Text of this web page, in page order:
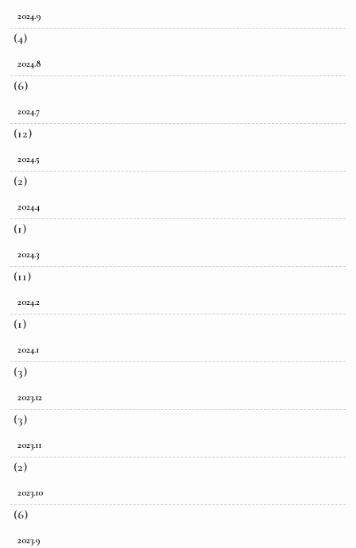
2024.9
(4)
2024.8
(6)
2024.7
(12)
2024.5
(2)
2024.4
(1)
2024.3
(11)
2024.2
(1)
2024.1
(3)
2023.12
(3)
2023.11
(2)
2023.10
(6)
2023.9